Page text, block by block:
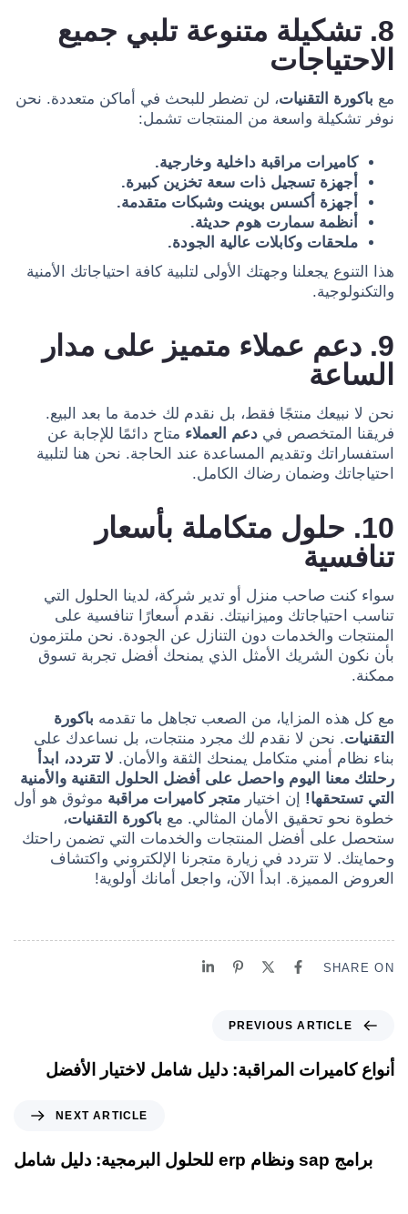
8. تشكيلة متنوعة تلبي جميع
الاحتياجات
مع باكورة التقنيات، لن تضطر للبحث في أماكن متعددة. نحن
نوفر تشكيلة واسعة من المنتجات تشمل:
كاميرات مراقبة داخلية وخارجية.
أجهزة تسجيل ذات سعة تخزين كبيرة.
أجهزة أكسس بوينت وشبكات متقدمة.
أنظمة سمارت هوم حديثة.
ملحقات وكابلات عالية الجودة.
هذا التنوع يجعلنا وجهتك الأولى لتلبية كافة احتياجاتك الأمنية
والتكنولوجية.
9. دعم عملاء متميز على مدار
الساعة
نحن لا نبيعك منتجًا فقط، بل نقدم لك خدمة ما بعد البيع.
فريقنا المتخصص في دعم العملاء متاح دائمًا للإجابة عن
استفساراتك وتقديم المساعدة عند الحاجة. نحن هنا لتلبية
احتياجاتك وضمان رضاك الكامل.
10. حلول متكاملة بأسعار
تنافسية
سواء كنت صاحب منزل أو تدير شركة، لدينا الحلول التي
تناسب احتياجاتك وميزانيتك. نقدم أسعارًا تنافسية على
المنتجات والخدمات دون التنازل عن الجودة. نحن ملتزمون
بأن نكون الشريك الأمثل الذي يمنحك أفضل تجربة تسوق
ممكنة.
مع كل هذه المزايا، من الصعب تجاهل ما تقدمه باكورة
التقنيات. نحن لا نقدم لك مجرد منتجات، بل نساعدك على
بناء نظام أمني متكامل يمنحك الثقة والأمان. لا تتردد، ابدأ
رحلتك معنا اليوم واحصل على أفضل الحلول التقنية والأمنية
التي تستحقها! إن اختيار متجر كاميرات مراقبة موثوق هو أول
خطوة نحو تحقيق الأمان المثالي. مع باكورة التقنيات،
ستحصل على أفضل المنتجات والخدمات التي تضمن راحتك
وحمايتك. لا تتردد في زيارة متجرنا الإلكتروني واكتشاف
العروض المميزة. ابدأ الآن، واجعل أمانك أولوية!
SHARE ON
PREVIOUS ARTICLE
أنواع كاميرات المراقبة: دليل شامل لاختيار الأفضل
NEXT ARTICLE
برامج sap ونظام erp للحلول البرمجية: دليل شامل